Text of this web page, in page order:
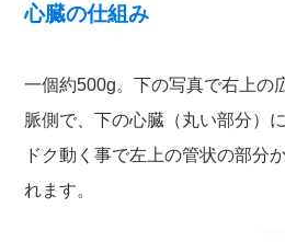
心臓の仕組み
一個約500g。下の写真で右上の
脈側で、下の心臓（丸い部分）
ドク動く事で左上の管状の部分
れます。